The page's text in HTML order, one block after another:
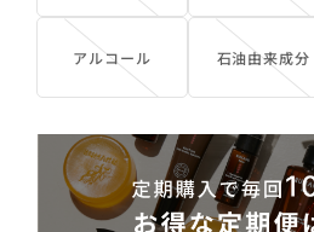
アルコール 石油由来成分